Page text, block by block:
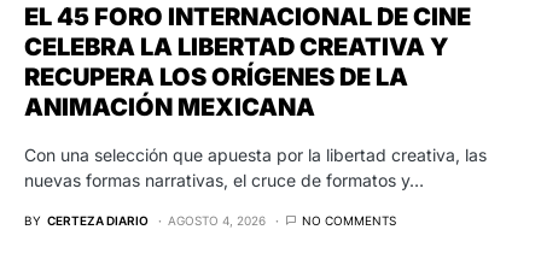
EL 45 FORO INTERNACIONAL DE CINE
CELEBRA LA LIBERTAD CREATIVA Y
RECUPERA LOS ORÍGENES DE LA
ANIMACIÓN MEXICANA
Con una selección que apuesta por la libertad creativa, las
nuevas formas narrativas, el cruce de formatos y…
BY CERTEZA DIARIO AGOSTO 4, 2026 NO COMMENTS